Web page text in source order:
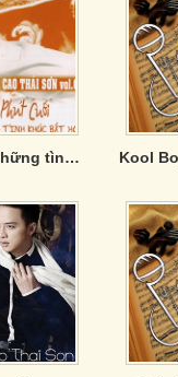
Phút cuối- những tình khúc bất hủ ( Vol.6)